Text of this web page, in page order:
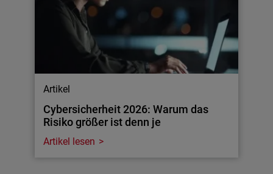
Artikel
Cybersicherheit 2026: Warum das
Risiko größer ist denn je
Artikel lesen